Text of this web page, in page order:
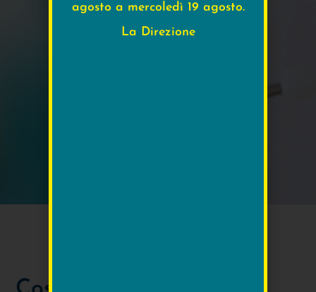
agosto a mercoledì 19 agosto.
La Direzione